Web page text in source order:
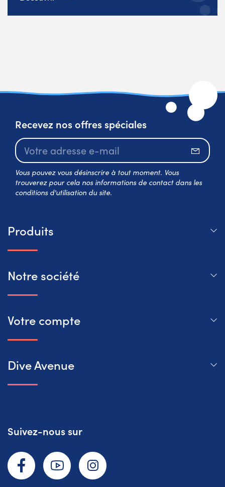
Recevez nos offres spéciales
Vous pouvez vous désinscrire à tout moment. Vous
trouverez pour cela nos informations de contact dans les
conditions d'utilisation du site.
Produits
Notre société
Votre compte
Dive Avenue
Suivez-nous sur